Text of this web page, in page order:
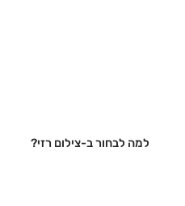
למה לבחור ב-צילום רזי?